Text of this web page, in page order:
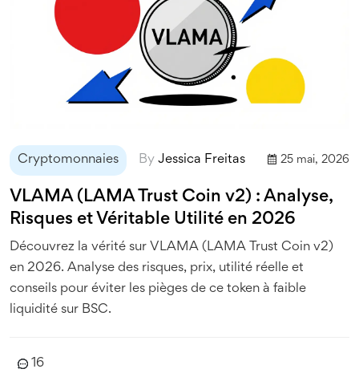
Cryptomonnaies By Jessica Freitas 25 mai, 2026
VLAMA (LAMA Trust Coin v2) : Analyse,
Risques et Véritable Utilité en 2026
Découvrez la vérité sur VLAMA (LAMA Trust Coin v2)
en 2026. Analyse des risques, prix, utilité réelle et
conseils pour éviter les pièges de ce token à faible
liquidité sur BSC.
16